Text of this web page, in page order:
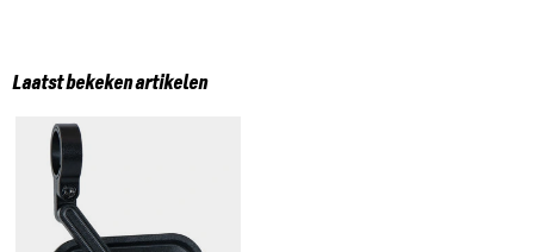
Laatst bekeken artikelen